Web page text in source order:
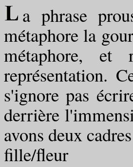
a phrase
métaphore la
métaphore,
représentation.
s'ignore pas
derrière
avons deux
fille/fleur